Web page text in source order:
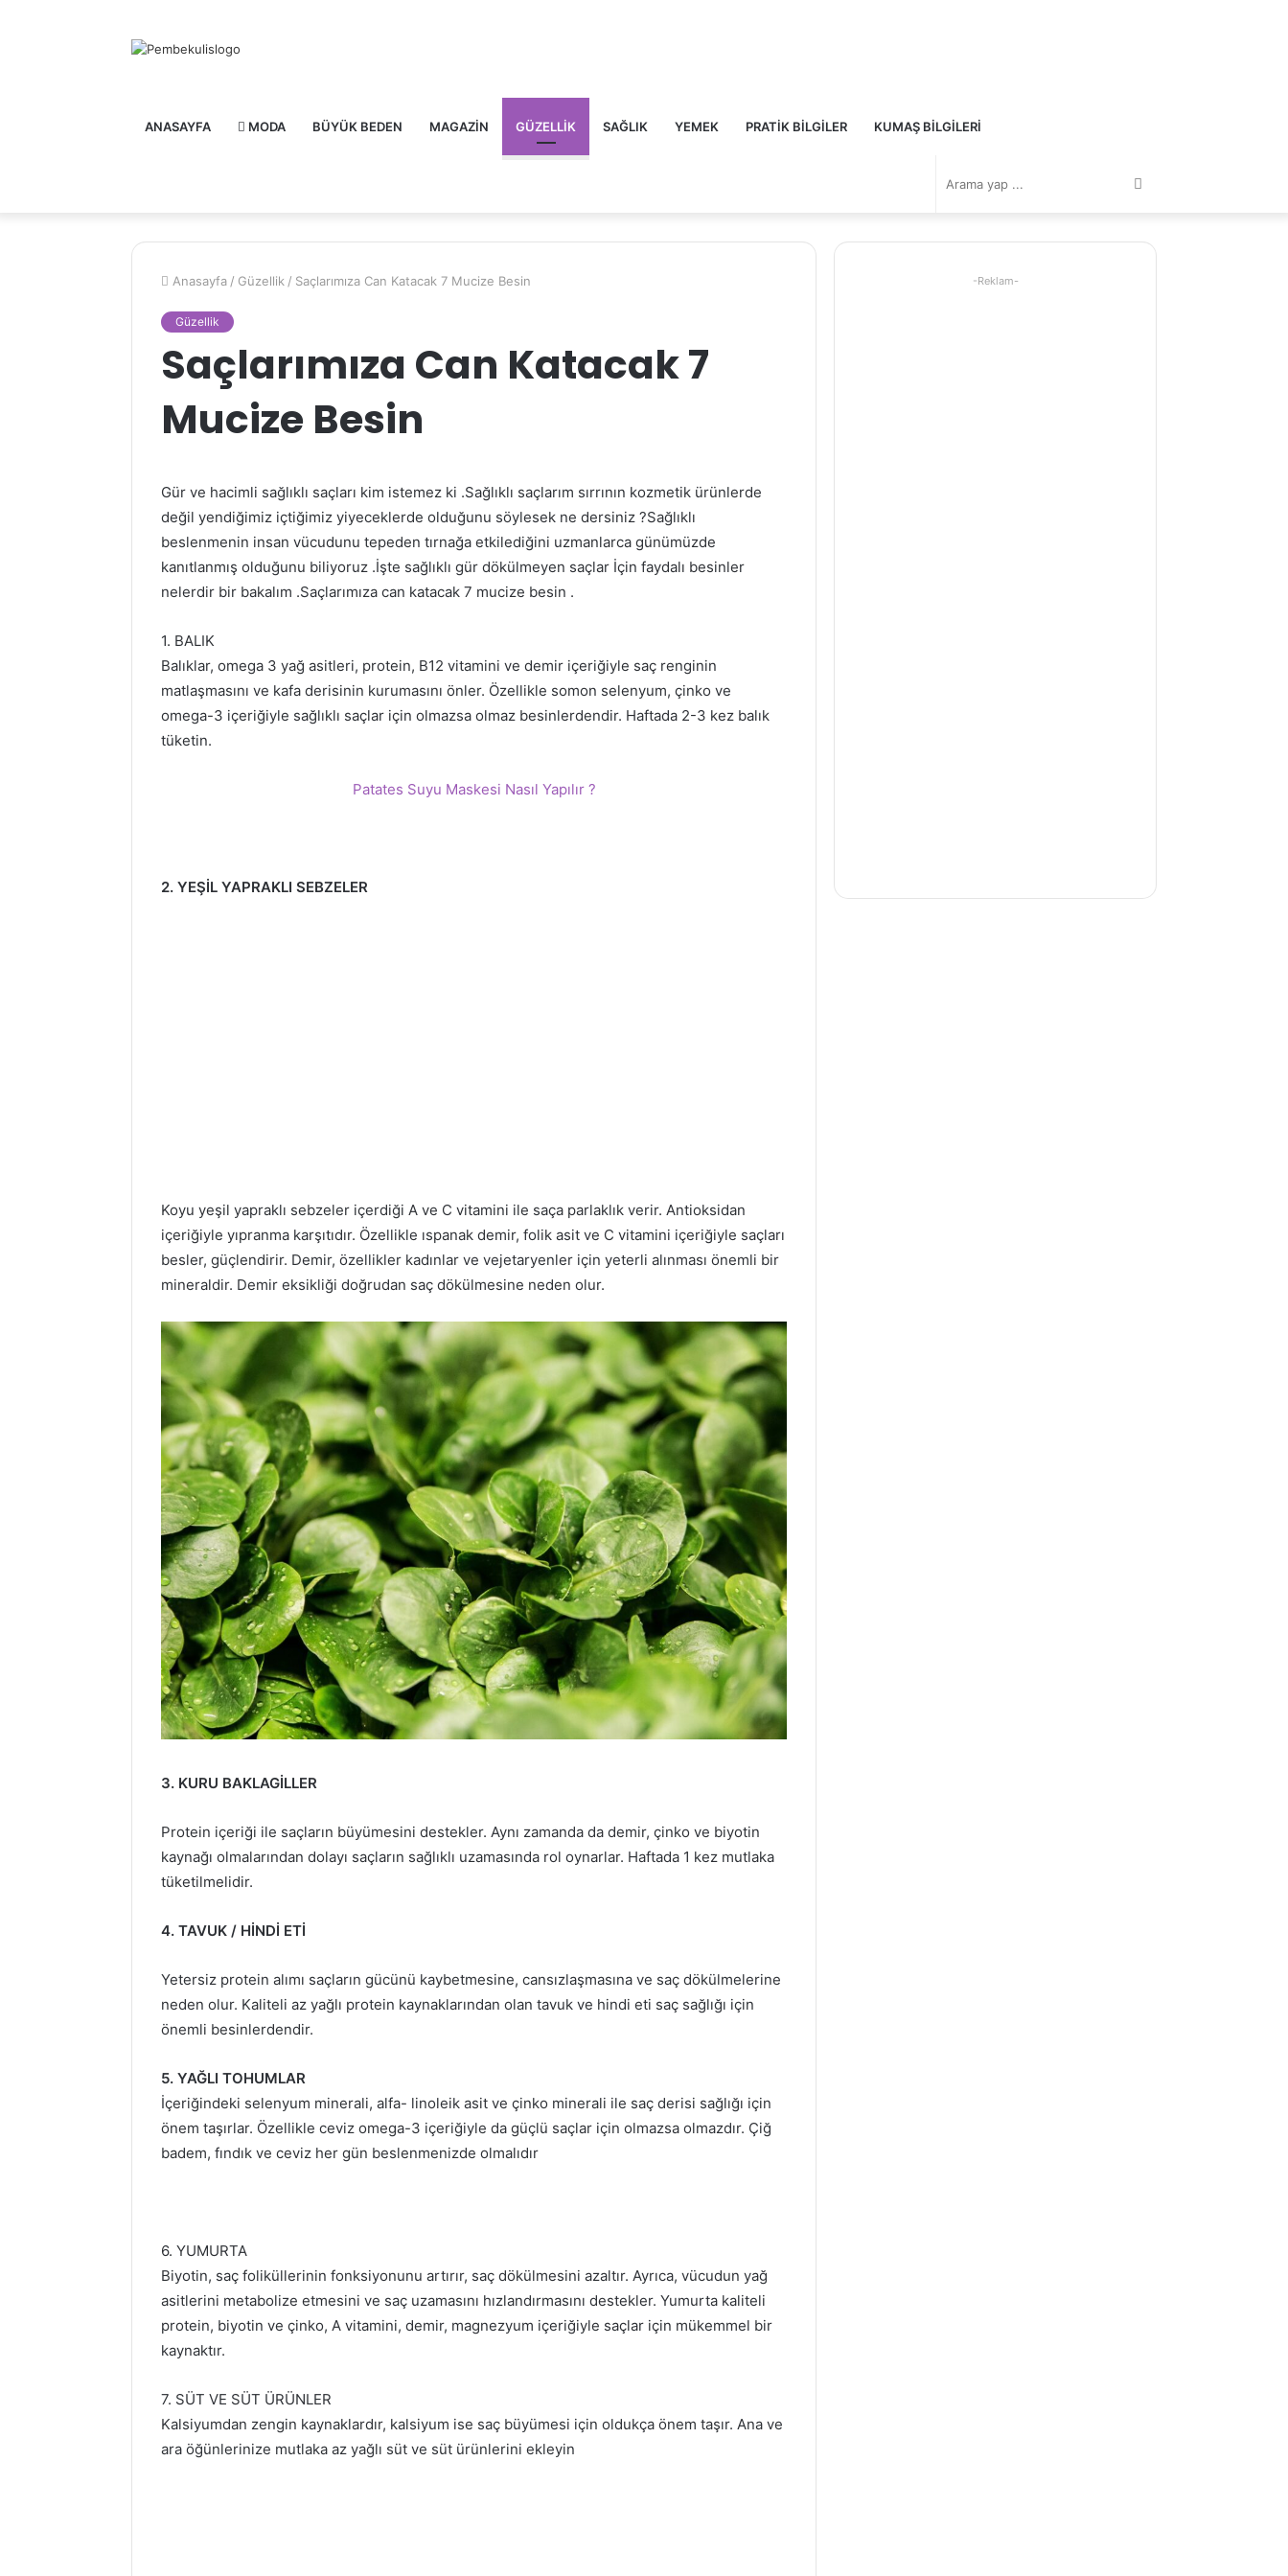
ANASAYFA MODA BÜYÜK BEDEN MAGAZIN GÜZELLIK SAĞLIK YEMEK PRATIK BILGILER KUMAŞ BILGILERI
Arama
yap
Anasayfa / Güzellik / Saçlarımıza Can Katacak 7 Mucize Besin
Güzellik
Saçlarımıza Can Katacak 7
Mucize Besin
Gür ve hacimli sağlıklı saçları kim istemez ki .Sağlıklı saçlarım sırrının kozmetik ürünlerde
değil yendiğimiz içtiğimiz yiyeceklerde olduğunu söylesek ne dersiniz ?Sağlıklı
beslenmenin insan vücudunu tepeden tırnağa etkilediğini uzmanlarca günümüzde
kanıtlanmış olduğunu biliyoruz .İşte sağlıklı gür dökülmeyen saçlar İçin faydalı besinler
nelerdir bir bakalım .Saçlarımıza can katacak 7 mucize besin .
1. BALIK
Balıklar, omega 3 yağ asitleri, protein, B12 vitamini ve demir içeriğiyle saç renginin
matlaşmasını ve kafa derisinin kurumasını önler. Özellikle somon selenyum, çinko ve
omega-3 içeriğiyle sağlıklı saçlar için olmazsa olmaz besinlerdendir. Haftada 2-3 kez balık
tüketin.
Patates Suyu Maskesi Nasıl Yapılır ?
2. YEŞİL YAPRAKLI SEBZELER
Koyu yeşil yapraklı sebzeler içerdiği A ve C vitamini ile saça parlaklık verir. Antioksidan
içeriğiyle yıpranma karşıtıdır. Özellikle ıspanak demir, folik asit ve C vitamini içeriğiyle saçları
besler, güçlendirir. Demir, özellikler kadınlar ve vejetaryenler için yeterli alınması önemli bir
mineraldir. Demir eksikliği doğrudan saç dökülmesine neden olur.
3. KURU BAKLAGİLLER
Protein içeriği ile saçların büyümesini destekler. Aynı zamanda da demir, çinko ve biyotin
kaynağı olmalarından dolayı saçların sağlıklı uzamasında rol oynarlar. Haftada 1 kez mutlaka
tüketilmelidir.
4. TAVUK / HİNDİ ETİ
Yetersiz protein alımı saçların gücünü kaybetmesine, cansızlaşmasına ve saç dökülmelerine
neden olur. Kaliteli az yağlı protein kaynaklarından olan tavuk ve hindi eti saç sağlığı için
önemli besinlerdendir.
5. YAĞLI TOHUMLAR
İçeriğindeki selenyum minerali, alfa- linoleik asit ve çinko minerali ile saç derisi sağlığı için
önem taşırlar. Özellikle ceviz omega-3 içeriğiyle da güçlü saçlar için olmazsa olmazdır. Çiğ
badem, fındık ve ceviz her gün beslenmenizde olmalıdır
6. YUMURTA
Biyotin, saç foliküllerinin fonksiyonunu artırır, saç dökülmesini azaltır. Ayrıca, vücudun yağ
asitlerini metabolize etmesini ve saç uzamasını hızlandırmasını destekler. Yumurta kaliteli
protein, biyotin ve çinko, A vitamini, demir, magnezyum içeriğiyle saçlar için mükemmel bir
kaynaktır.
7. SÜT VE SÜT ÜRÜNLER
Kalsiyumdan zengin kaynaklardır, kalsiyum ise saç büyümesi için oldukça önem taşır. Ana ve
ara öğünlerinize mutlaka az yağlı süt ve süt ürünlerini ekleyin
-Reklam-